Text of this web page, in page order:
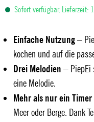
Sofort verfügbar, Lieferzeit:
Einfache Nutzung–
kochen und auf die
Drei Melodien – PiepEi
eine Melodie.
Mehr als nur ein Timer
Meer oder Berge. Dank